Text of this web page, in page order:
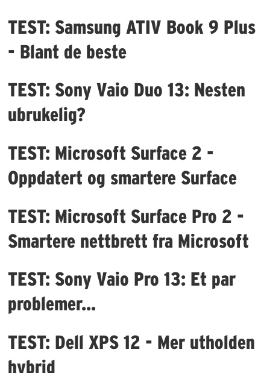
TEST: Samsung ATIV Book 9 Plus
- Blant de beste
TEST: Sony Vaio Duo 13: Nesten
ubrukelig?
TEST: Microsoft Surface 2 -
Oppdatert og smartere Surface
TEST: Microsoft Surface Pro 2 -
Smartere nettbrett fra Microsoft
TEST: Sony Vaio Pro 13: Et par
problemer...
TEST: Dell XPS 12 - Mer utholden
hybrid